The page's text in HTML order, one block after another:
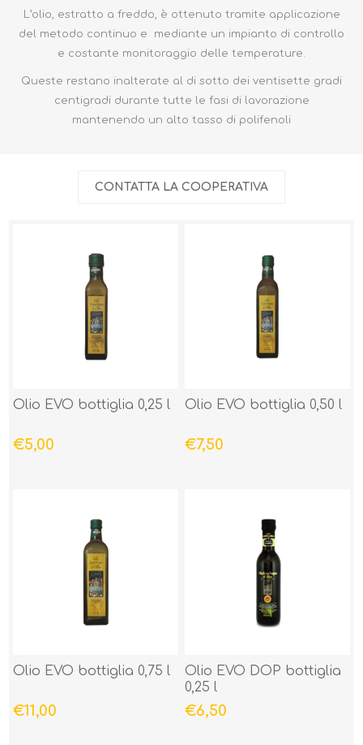
L’olio, estratto a freddo, è ottenuto tramite applicazione
del metodo continuo e mediante un impianto di controllo
e costante monitoraggio delle temperature.
Queste restano inalterate al di sotto dei ventisette gradi
centigradi durante tutte le fasi di lavorazione
mantenendo un alto tasso di polifenoli
Olio EVO bottiglia 0,25 l
€5,00
Olio EVO bottiglia 0,50 l
€7,50
Olio EVO bottiglia 0,75 l
€11,00
Olio EVO DOP bottiglia
0,25 l
€6,50